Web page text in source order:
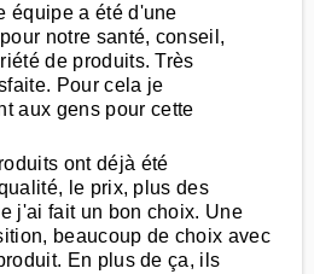
équipe a été d'une
notre santé, conseil,
de produits. Très
Pour cela je
aux gens pour cette
ont déjà été
le prix, plus des
j'ai fait un bon choix. Une
beaucoup de choix avec
En plus de ça, ils